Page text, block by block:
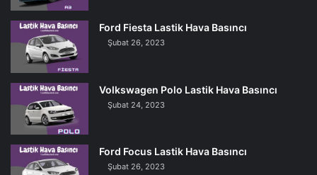
Ford Fiesta Lastik Hava Basıncı
Şubat 26, 2023
Volkswagen Polo Lastik Hava Basıncı
Şubat 24, 2023
Ford Focus Lastik Hava Basıncı
Şubat 26, 2023